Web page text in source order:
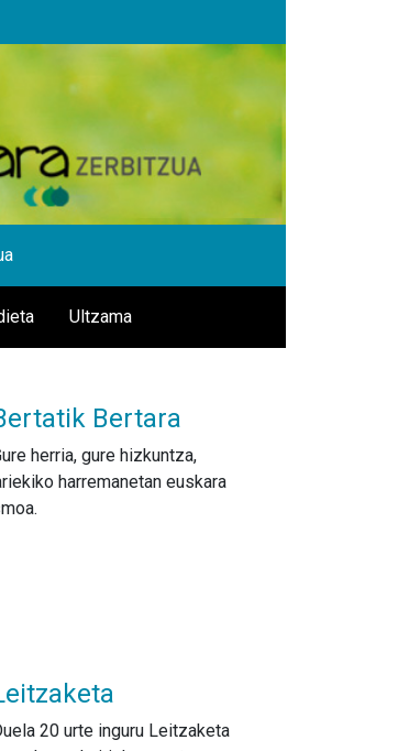
Ultzama
Bertara
herria, gure hizkuntza,
harremanetan euskara
20 urte inguru Leitzaketa